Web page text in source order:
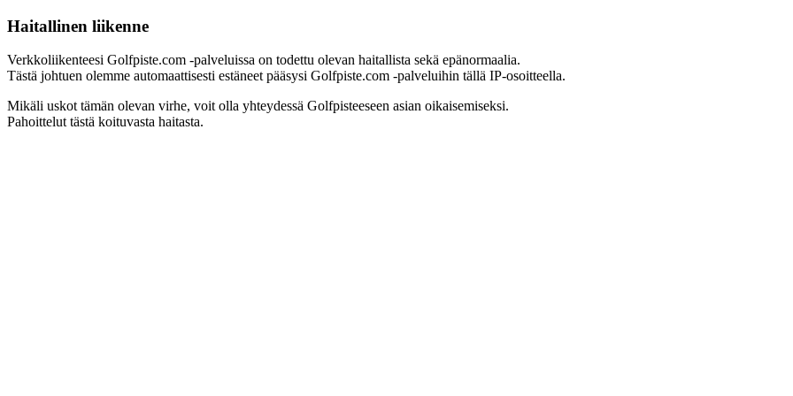
Haitallinen liikenne
Verkkoliikenteesi Golfpiste.com -palveluissa on todettu olevan haitallista sekä epänormaalia.
Tästä johtuen olemme automaattisesti estäneet pääsysi Golfpiste.com -palveluihin tällä IP-osoitteella.
Mikäli uskot tämän olevan virhe, voit olla yhteydessä Golfpisteeseen asian oikaisemiseksi.
Pahoittelut tästä koituvasta haitasta.